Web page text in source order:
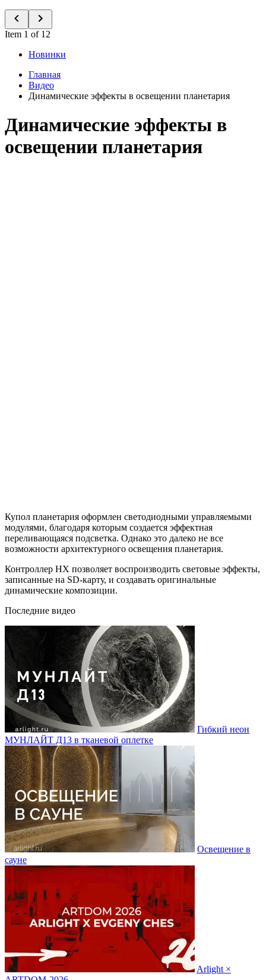
Item 1 of 12
Новинки
Главная
Видео
Динамические эффекты в освещении планетария
Динамические эффекты в
освещении планетария
Купол планетария оформлен светодиодными управляемыми
модулями, благодаря которым создается эффектная
переливающаяся подсветка. Однако это далеко не все
возможности архитектурного освещения планетария.
Контроллер HX позволяет воспроизводить световые эффекты,
записанные на SD-карту, и создавать оригинальные
динамические композиции.
Последние видео
Гибкий неон
МУНЛАЙТ Д13 в тканевой оплетке
Освещение в
сауне
Arlight ×